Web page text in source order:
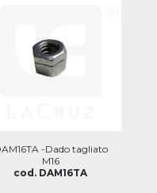
-Dado tagliato
M16
cod. DAM16TA